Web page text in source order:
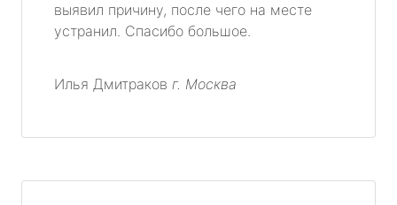
выявил причину, после чего на месте
устранил. Спасибо большое.
Илья Дмитраков г. Москва